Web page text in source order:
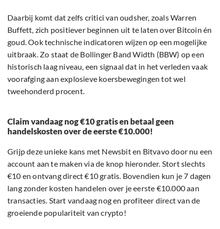
Daarbij komt dat zelfs critici van oudsher, zoals Warren
Buffett, zich positiever beginnen uit te laten over Bitcoin én
goud. Ook technische indicatoren wijzen op een mogelijke
uitbraak. Zo staat de Bollinger Band Width (BBW) op een
historisch laag niveau, een signaal dat in het verleden vaak
voorafging aan explosieve koersbewegingen tot wel
tweehonderd procent.
Claim vandaag nog €10 gratis en betaal geen
handelskosten over de eerste €10.000!
Grijp deze unieke kans met Newsbit en Bitvavo door nu een
account aan te maken via de knop hieronder. Stort slechts
€10 en ontvang direct €10 gratis. Bovendien kun je 7 dagen
lang zonder kosten handelen over je eerste €10.000 aan
transacties. Start vandaag nog en profiteer direct van de
groeiende populariteit van crypto!